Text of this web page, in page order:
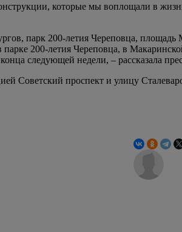
которые мы воплощали в
парк 200-летия Череповца,
парке 200-летия Череповца, в
следующей недели, – рассказала
Советский проспект и улицу